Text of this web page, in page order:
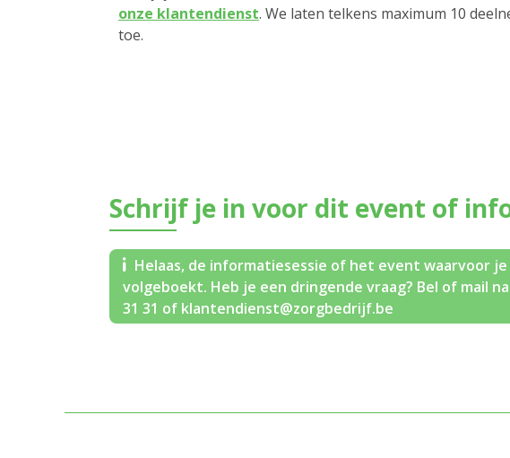
onze klantendienst. We laten telkens maximum 10
toe.
Schrijf je in voor dit event of
Helaas, de informatiesessie of het event waarvoor
volgeboekt. Heb je een dringende vraag? Bel of mail
31 31 of klantendienst@zorgbedrijf.be